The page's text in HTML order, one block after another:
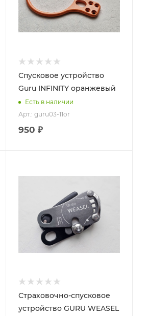
Спусковое устройство
Guru INFINITY оранжевый
Есть в наличии
Арт.: guru03-11or
950 ₽
Страховочно-спусковое
устройство GURU WEASEL